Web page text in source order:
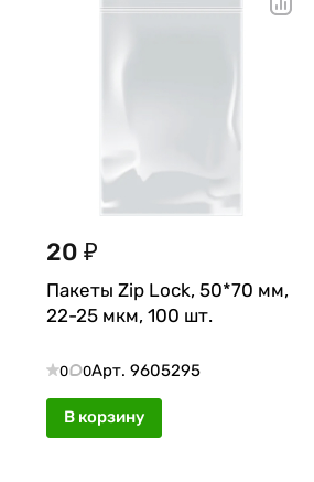
20 ₽
Пакеты Zip Lock, 50*70 мм,
22-25 мкм, 100 шт.
0 0Арт. 9605295
В корзину